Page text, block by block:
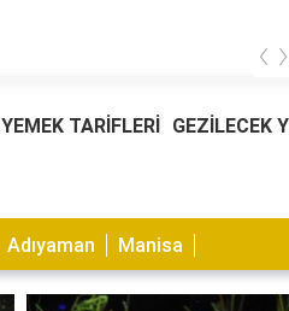
‹ ›
YEMEK TARİFLERİ GEZİLECEK
Adıyaman Manisa